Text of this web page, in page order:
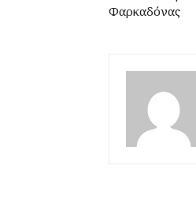
Φαρκαδόνας